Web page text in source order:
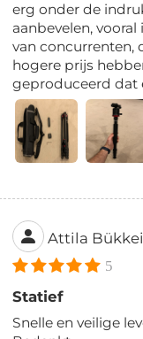
erg onder de
aanbevelen,
van concurrenten,
hogere prijs
geproduceerd dat
Attila Bükkei
5
Statief
Snelle en veilige